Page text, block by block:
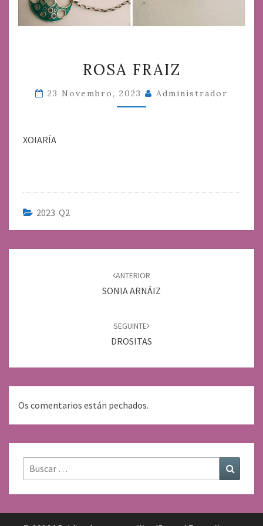
FRAIZ
ROSA FRAIZ
23 Novembro, 2023 Administrador
XOIARÍA
2023 Q2
ANTERIOR
SONIA ARNÁIZ
SEGUINTE
DROSITAS
Os comentarios están pechados.
Buscar: